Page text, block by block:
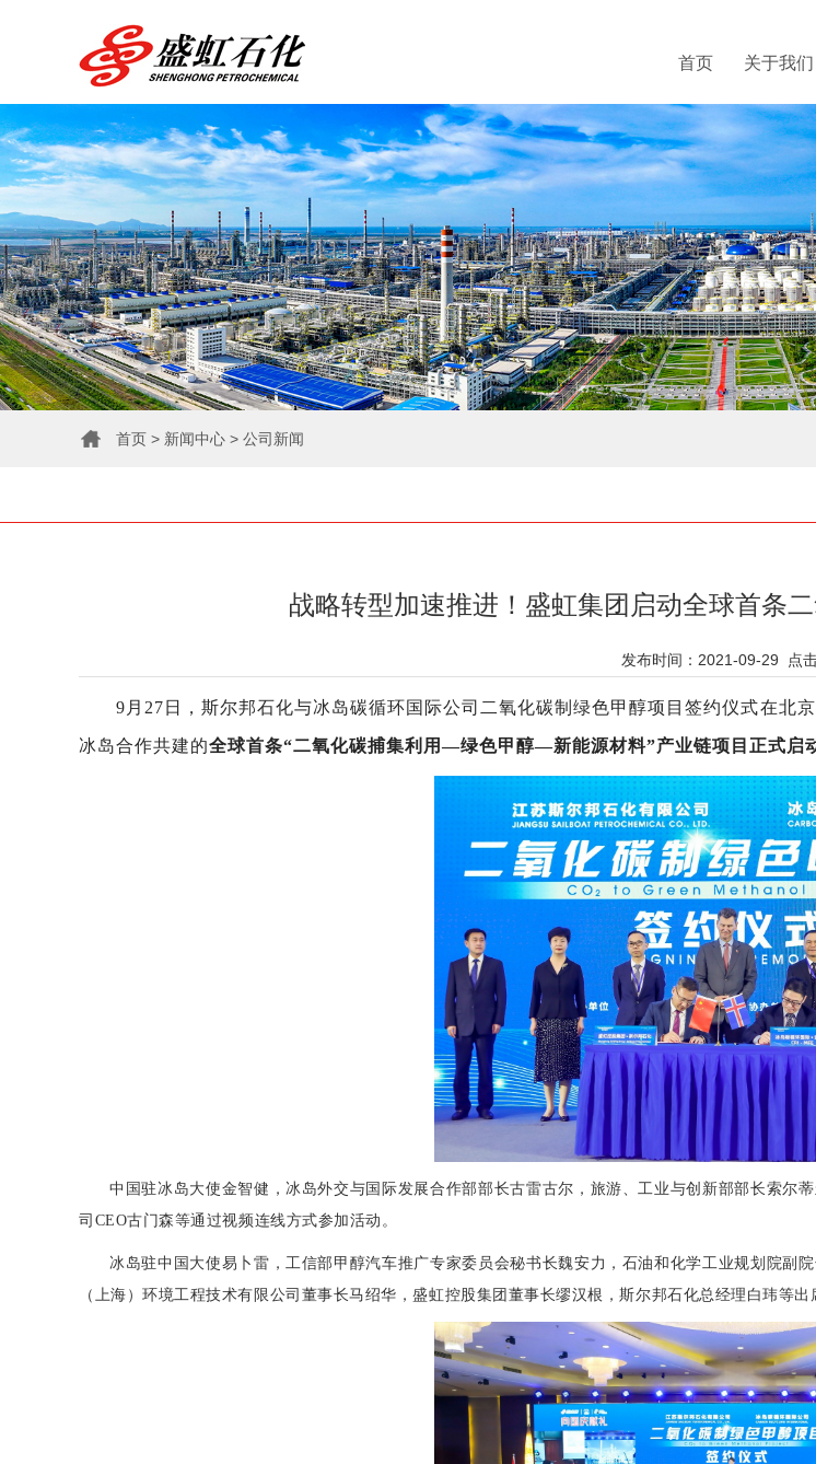
首页 关于我们
首页 > 新闻中心 > 公司新闻
战略转型加速推进！盛虹集团启动全球首条
发布时间：2021-09-29 点击
9月27日，斯尔邦石化与冰岛碳循环国际公司二氧化碳制绿色甲醇项目签约仪式在北
冰岛合作共建的全球首条“二氧化碳捕集利用—绿色甲醇—新能源材料”产业链项目正式启
中国驻冰岛大使金智健，冰岛外交与国际发展合作部部长古雷古尔，旅游、工业与创新部部长索尔
司CEO古门森等通过视频连线方式参加活动。
冰岛驻中国大使易卜雷，工信部甲醇汽车推广专家委员会秘书长魏安力，石油和化学工业规划院副
（上海）环境工程技术有限公司董事长马绍华，盛虹控股集团董事长缪汉根，斯尔邦石化总经理白玮等出